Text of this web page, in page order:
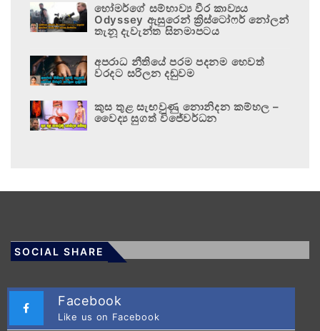
හෝමර්ගේ සම්භාව්‍ය වීර කාව්‍යය
Odyssey ඇසුරෙන් ක්‍රිස්ටෝෆර් නෝලන්
තැනූ දැවැන්ත සිනමාපටය
අපරාධ නීතියේ පරම පදනම හෙවත්
වරදට සරිලන දඬුවම
කුස තුළ සැඟවුණු නොනිදන කම්හල –
වෛද්‍ය සුගත් විජේවර්ධන
SOCIAL SHARE
Facebook
Like us on Facebook